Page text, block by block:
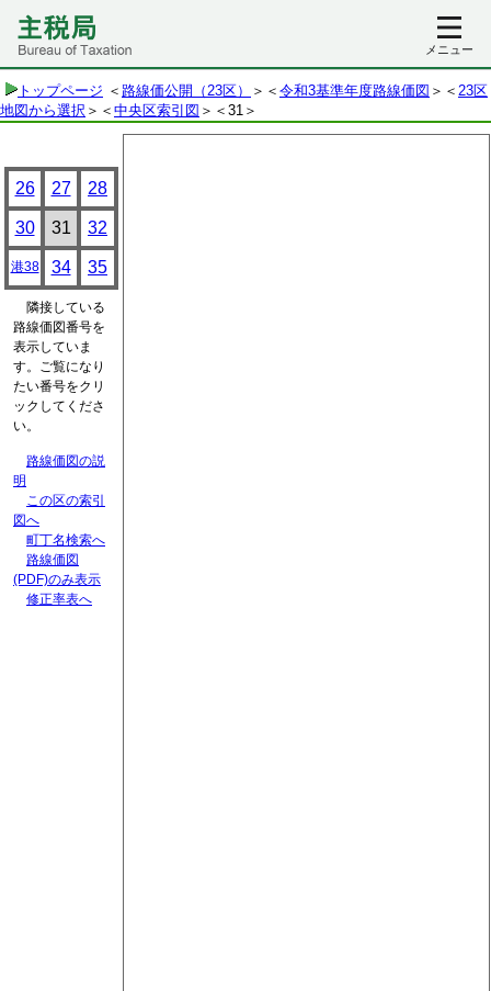
メニュー
トップページ ＜ 路線価公開（23区） ＞＜ 令和3基準年度路線価図 ＞＜ 23区
地図から選択 ＞＜ 中央区索引図 ＞ ＜31＞
26 27 28
30 31 32
港38 34 35
隣接している
路線価図番号を
表示していま
す。ご覧になり
たい番号をクリ
ックしてくださ
い。
路線価図の説
明
この区の索引
図へ
町丁名検索へ
路線価図
(PDF)のみ表示
修正率表へ